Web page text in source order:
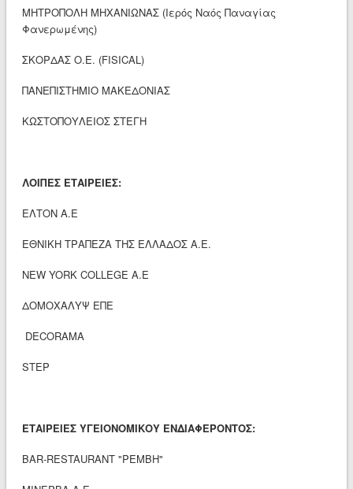
ΜΗΤΡΟΠΟΛΗ ΜΗΧΑΝΙΩΝΑΣ (Ιερός Ναός Παναγίας
Φανερωμένης)
ΣΚΟΡΔΑΣ Ο.Ε. (FISICAL)
ΠΑΝΕΠΙΣΤΗΜΙΟ ΜΑΚΕΔΟΝΙΑΣ
ΚΩΣΤΟΠΟΥΛΕΙΟΣ ΣΤΕΓΗ
ΛΟΙΠΕΣ ΕΤΑΙΡΕΙΕΣ:
ΕΛΤΟΝ Α.Ε
ΕΘΝΙΚΗ ΤΡΑΠΕΖΑ ΤΗΣ ΕΛΛΑΔΟΣ Α.Ε.
NEW YORK COLLEGE A.E
ΔΟΜΟΧΑΛΥΨ ΕΠΕ
DECORAMA
STEP
ΕΤΑΙΡΕΙΕΣ ΥΓΕΙΟΝΟΜΙΚΟΥ ΕΝΔΙΑΦΕΡΟΝΤΟΣ:
BAR-RESTAURANT "ΡΕΜΒΗ"